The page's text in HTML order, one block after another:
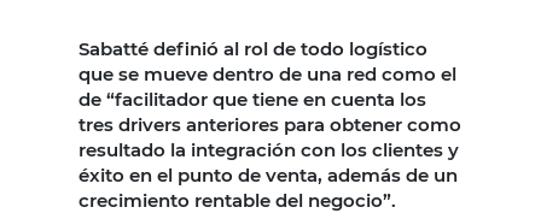
Sabatté definió al rol de todo logístico
que se mueve dentro de una red como el
de “facilitador que tiene en cuenta los
tres drivers anteriores para obtener como
resultado la integración con los clientes y
éxito en el punto de venta, además de un
crecimiento rentable del negocio”.